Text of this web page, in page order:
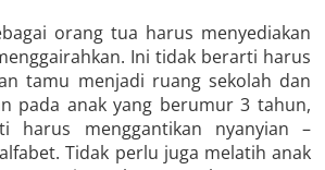
orang tua harus menyediakan
Ini tidak berarti harus
tamu menjadi ruang sekolah dan
pada anak yang berumur 3 tahun,
harus menggantikan nyanyian –
Tidak perlu juga melatih anak